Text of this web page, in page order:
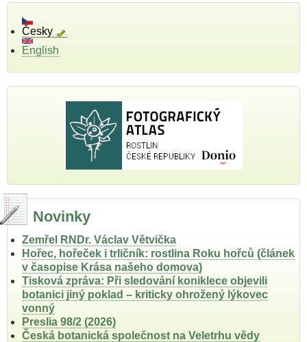
Česky
English
Novinky
Zemřel RNDr. Václav Větvička
Hořec, hořeček i trličník: rostlina Roku hořců (článek
v časopise Krása našeho domova)
Tisková zpráva: Při sledování koniklece objevili
botanici jiný poklad – kriticky ohrožený lýkovec
vonný
Preslia 98/2 (2026)
Česká botanická společnost na Veletrhu vědy